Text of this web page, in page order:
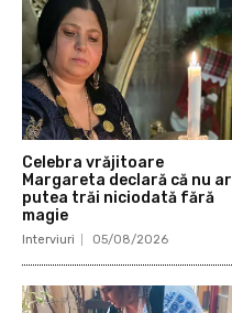
Celebra vrăjitoare
Margareta declară că nu ar
putea trăi niciodată fără
magie
Interviuri 05/08/2026